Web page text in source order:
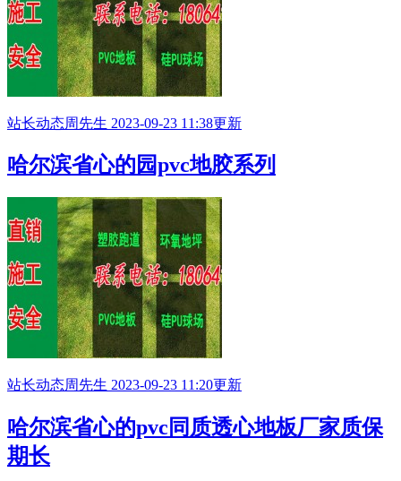
站长动态周先生 2023-09-23 11:38更新
哈尔滨省心的园pvc地胶系列
站长动态周先生 2023-09-23 11:20更新
哈尔滨省心的pvc同质透心地板厂家质保
期长